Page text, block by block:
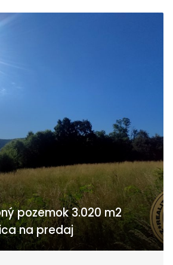
pozemok 3.020 m2
na predaj